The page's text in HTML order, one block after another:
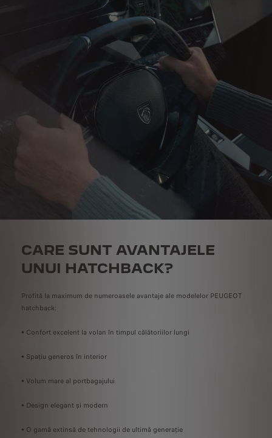
CARE SUNT AVANTAJELE
UNUI HATCHBACK?
Profită la maximum de numeroasele avantaje ale modelelor PEUGEOT
hatchback:
• Confort excelent la volan în timpul călătoriilor lungi
• Spațiu generos în interior
• Volum mare al portbagajului
• Design elegant și modern
• O gamă extinsă de tehnologii de ultimă generație